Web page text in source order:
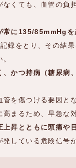
なくても、血管の負
常に135/85mmHgを
録をとり、その結
、かつ持病（糖尿病
管を傷つける要因と
高まるため、早急な
上昇とともに頭痛や
発している危険信号